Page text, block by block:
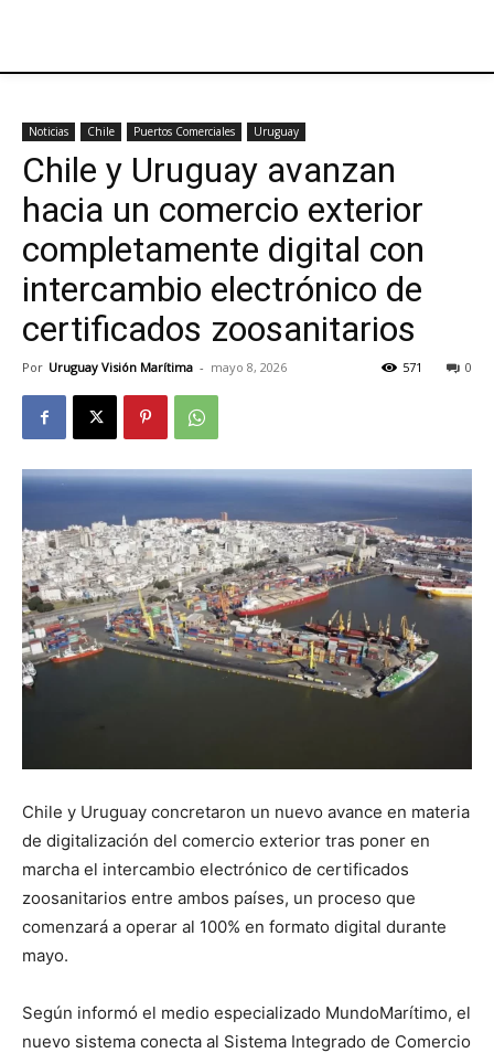
Noticias Chile Puertos Comerciales Uruguay
Chile y Uruguay avanzan
hacia un comercio exterior
completamente digital con
intercambio electrónico de
certificados zoosanitarios
Por Uruguay Visión Marítima - mayo 8, 2026 0
571
Chile y Uruguay concretaron un nuevo avance en materia
de digitalización del comercio exterior tras poner en
marcha el intercambio electrónico de certificados
zoosanitarios entre ambos países, un proceso que
comenzará a operar al 100% en formato digital durante
mayo.
Según informó el medio especializado MundoMarítimo, el
nuevo sistema conecta al Sistema Integrado de Comercio